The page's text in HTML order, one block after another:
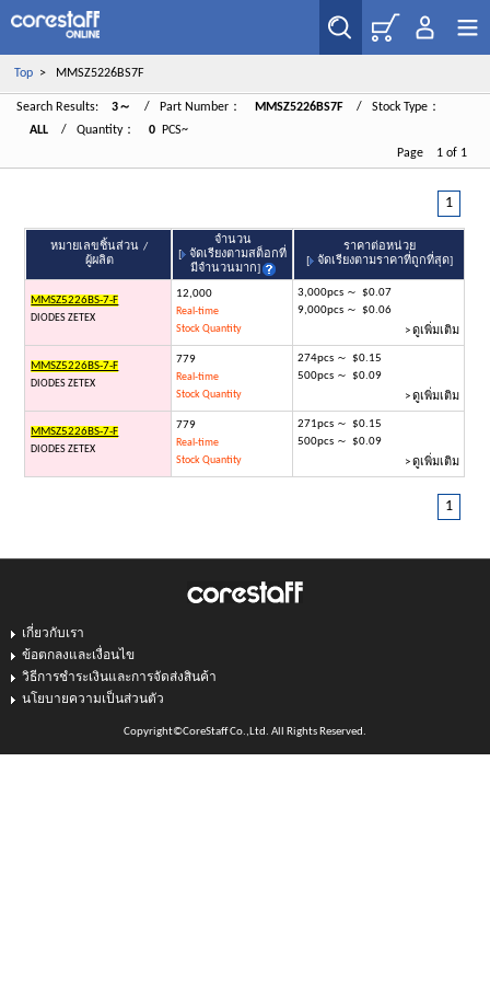
Top> MMSZ5226BS7F
Search Results: 3～ / Part Number： MMSZ5226BS7F
/ Stock Type：
ALL
/ Quantity： 0
PCS~
Page 1 of 1
1
หมายเลขชิ้นส่วน /
ผู้ผลิต
จำนวน
[
จัดเรียงตามสต็อกที่
มีจำนวนมาก]
ราคาต่อหน่วย
[
จัดเรียงตามราคาที่ถูกที่สุด]
MMSZ5226BS-7-F
DIODES ZETEX
12,000
Real-time
Stock Quantity
3,000pcs ～ $0.07
9,000pcs ～ $0.06
> ดูเพิ่มเติม
MMSZ5226BS-7-F
DIODES ZETEX
779
Real-time
Stock Quantity
274pcs ～ $0.15
500pcs ～ $0.09
> ดูเพิ่มเติม
MMSZ5226BS-7-F
DIODES ZETEX
779
Real-time
Stock Quantity
271pcs ～ $0.15
500pcs ～ $0.09
> ดูเพิ่มเติม
1
เกี่ยวกับเรา
ข้อตกลงและเงื่อนไข
วิธีการชำระเงินและการจัดส่งสินค้า
นโยบายความเป็นส่วนตัว
Copyright©CoreStaff Co.,Ltd. All Rights Reserved.